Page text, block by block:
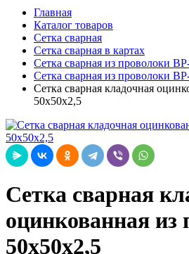
Главная
Каталог товаров
Сетка сварная
Сетка сварная в картах
Сетка сварная из проволоки
Сетка сварная из проволоки
Сетка сварная кладочная
50х50х2,5
Сетка сварная
оцинкованная
50х50х2,5